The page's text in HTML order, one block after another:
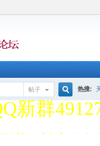
帖子
搜
热搜:
堂2单机
新群
堂2单机